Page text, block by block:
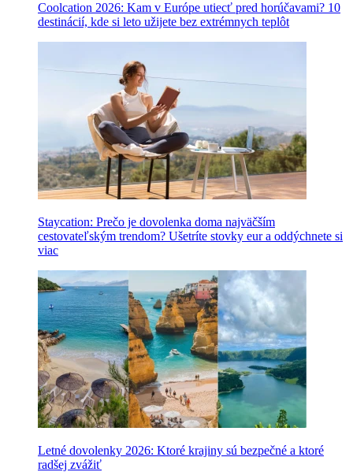
Coolcation 2026: Kam v Európe utiecť pred horúčavami? 10
destinácií, kde si leto užijete bez extrémnych teplôt
Staycation: Prečo je dovolenka doma najväčším
cestovateľským trendom? Ušetríte stovky eur a oddýchnete si
viac
Letné dovolenky 2026: Ktoré krajiny sú bezpečné a ktoré
radšej zvážiť